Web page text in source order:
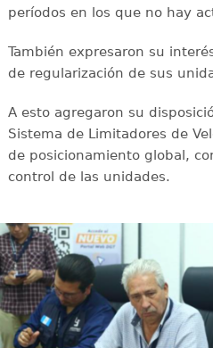
períodos en los que no hay
También expresaron su
de regularización de sus
A esto agregaron su
Sistema de Limitadores de
de posicionamiento global,
control de las unidades.